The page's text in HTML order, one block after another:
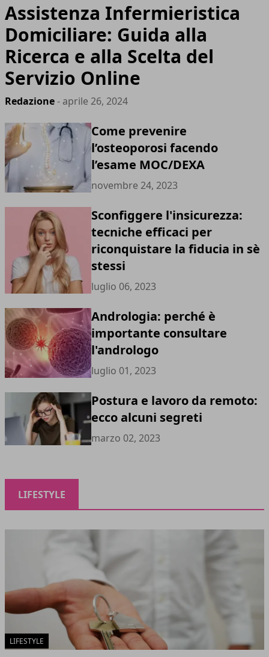
Assistenza Infermieristica
Domiciliare: Guida alla
Ricerca e alla Scelta del
Servizio Online
Redazione- aprile 26, 2024
Come prevenire
l’osteoporosi facendo
l’esame MOC/DEXA
novembre 24, 2023
Sconfiggere l'insicurezza:
tecniche efficaci per
riconquistare la fiducia in sè
stessi
luglio 06, 2023
Andrologia: perché è
importante consultare
l'andrologo
luglio 01, 2023
Postura e lavoro da remoto:
ecco alcuni segreti
marzo 02, 2023
LIFESTYLE
LIFESTYLE